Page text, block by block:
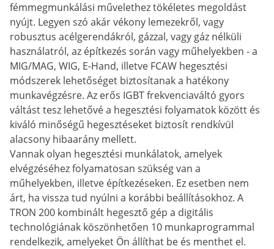
fémmegmunkálási művelethez tökéletes megoldást
nyújt. Legyen szó akár vékony lemezekről, vagy
robusztus acélgerendákról, gázzal, vagy gáz nélküli
használatról, az építkezés során vagy műhelyekben - a
MIG/MAG, WIG, E-Hand, illetve FCAW hegesztési
módszerek lehetőséget biztosítanak a hatékony
munkavégzésre. Az erős IGBT frekvenciaváltó gyors
váltást tesz lehetővé a hegesztési folyamatok között és
kiváló minőségű hegesztéseket biztosít rendkívül
alacsony hibaarány mellett.
Vannak olyan hegesztési munkálatok, amelyek
elvégzéséhez folyamatosan szükség van a
műhelyekben, illetve építkezéseken. Ez esetben nem
árt, ha vissza tud nyúlni a korábbi beállításokhoz. A
TRON 200 kombinált hegesztő gép a digitális
technológiának köszönhetően 10 munkaprogrammal
rendelkezik, amelyeket Ön állíthat be és menthet el.